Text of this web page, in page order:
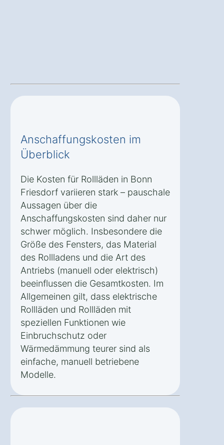
Anschaffungskosten im
Überblick
Die Kosten für Rollläden in Bonn
Friesdorf variieren stark – pauschale
Aussagen über die
Anschaffungskosten sind daher nur
schwer möglich. Insbesondere die
Größe des Fensters, das Material
des Rollladens und die Art des
Antriebs (manuell oder elektrisch)
beeinflussen die Gesamtkosten. Im
Allgemeinen gilt, dass elektrische
Rollläden und Rollläden mit
speziellen Funktionen wie
Einbruchschutz oder
Wärmedämmung teurer sind als
einfache, manuell betriebene
Modelle.